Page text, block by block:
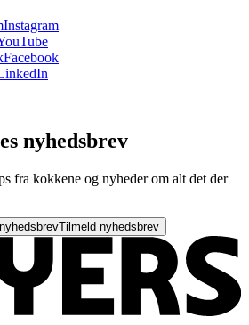
Instagram
Facebook
nyhedsbrev
fra kokkene og nyheder om alt det der
nyhedsbrevTilmeld nyhedsbrev